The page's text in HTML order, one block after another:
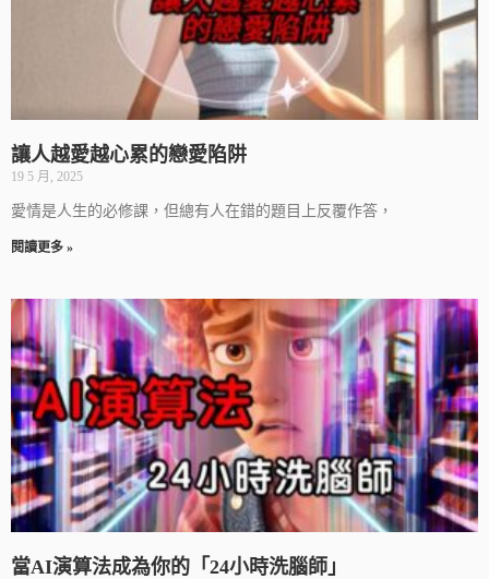
讓人越愛越心累的戀愛陷阱
19 5 月, 2025
愛情是人生的必修課，但總有人在錯的題目上反覆作答，
閱讀更多 »
當AI演算法成為你的「24小時洗腦師」